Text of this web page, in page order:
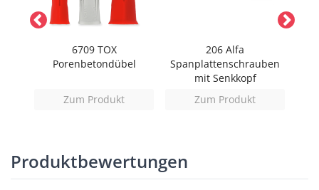
6709 TOX
Porenbetondübel
Zum Produkt
206 Alfa
Spanplattenschrauben
mit Senkkopf
Zum Produkt
Produktbewertungen